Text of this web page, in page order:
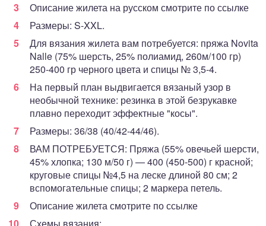
Описание жилета на русском смотрите по ссылке
Размеры: S-XXL.
Для вязания жилета вам потребуется: пряжа Novita
Nalle (75% шерсть, 25% полиамид, 260м/100 гр)
250-400 гр черного цвета и спицы № 3,5-4.
На первый план выдвигается вязаный узор в
необычной технике: резинка в этой безрукавке
плавно переходит эффектные "косы".
Размеры: 36/38 (40/42-44/46).
ВАМ ПОТРЕБУЕТСЯ: Пряжа (55% овечьей шерсти,
45% хлопка; 130 м/50 г) — 400 (450-500) г красной;
круговые спицы №4,5 на леске длиной 80 см; 2
вспомогательные спицы; 2 маркера петель.
Описание жилета смотрите по ссылке